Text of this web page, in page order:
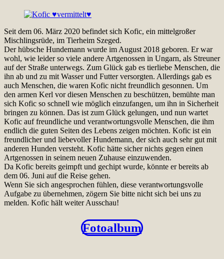
Seit dem 06. März 2020 befindet sich Kofic, ein mittelgroßer
Mischlingsrüde, im Tierheim Szeged.
Der hübsche Hundemann wurde im August 2018 geboren. Er war
wohl, wie leider so viele andere Artgenossen in Ungarn, als Streuner
auf der Straße unterwegs. Zum Glück gab es tierliebe Menschen, die
ihn ab und zu mit Wasser und Futter versorgten. Allerdings gab es
auch Menschen, die waren Kofic nicht freundlich gesonnen. Um
den armen Kerl vor diesen Menschen zu beschützen, bemühte man
sich Kofic so schnell wie möglich einzufangen, um ihn in Sicherheit
bringen zu können. Das ist zum Glück gelungen, und nun wartet
Kofic auf freundliche und verantwortungsvolle Menschen, die ihm
endlich die guten Seiten des Lebens zeigen möchten. Kofic ist ein
freundlicher und liebevoller Hundemann, der sich auch sehr gut mit
anderen Hunden versteht. Kofic hätte sicher nichts gegen einen
Artgenossen in seinem neuen Zuhause einzuwenden.
Da Kofic bereits geimpft und gechipt wurde, könnte er bereits ab
dem 06. Juni auf die Reise gehen.
Wenn Sie sich angesprochen fühlen, diese verantwortungsvolle
Aufgabe zu übernehmen, zögern Sie bitte nicht sich bei uns zu
melden. Kofic hält weiter Ausschau!
Fotoalbum